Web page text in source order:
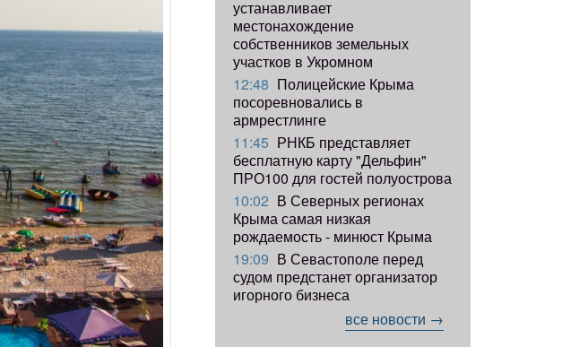
устанавливает
местонахождение
собственников земельных
участков в Укромном
12:48 Полицейские Крыма
посоревновались в
армрестлинге
11:45 РНКБ представляет
бесплатную карту "Дельфин"
ПРО100 для гостей полуострова
10:02 В Северных регионах
Крыма самая низкая
рождаемость - минюст Крыма
19:09 В Севастополе перед
судом предстанет организатор
игорного бизнеса
все новости →